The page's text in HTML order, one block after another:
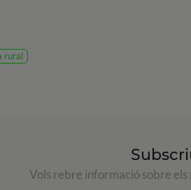
rural
Vols rebre informació sobre